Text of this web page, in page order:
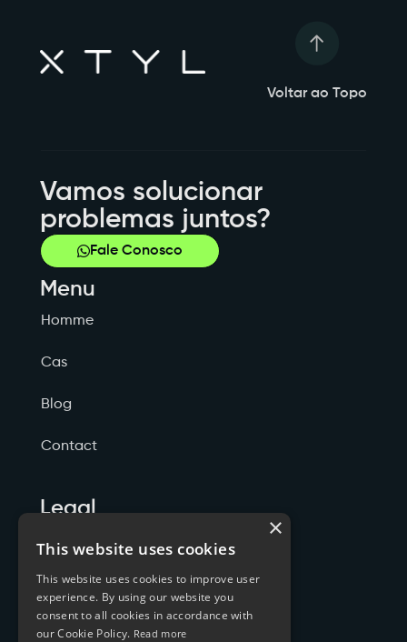
Voltar ao Topo
Vamos solucionar
problemas juntos?
Fale Conosco
Menu
Homme
Cas
Blog
Contact
Legal
Politicas de Privacidade
Termos de Serviço
Cookies
×
This website uses cookies
This website uses cookies to improve user
experience. By using our website you
consent to all cookies in accordance with
our Cookie Policy. Read more